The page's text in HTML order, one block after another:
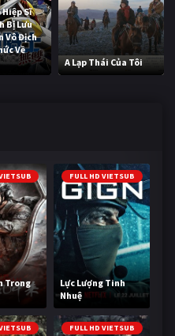
Sĩ
Bị Lưu
Vô Địch
Về
A Lạp Thái Của Tôi
Trong
FULL HD VIETSUB
Lực Lượng Tinh
Nhuệ
FULL HD VIETSUB